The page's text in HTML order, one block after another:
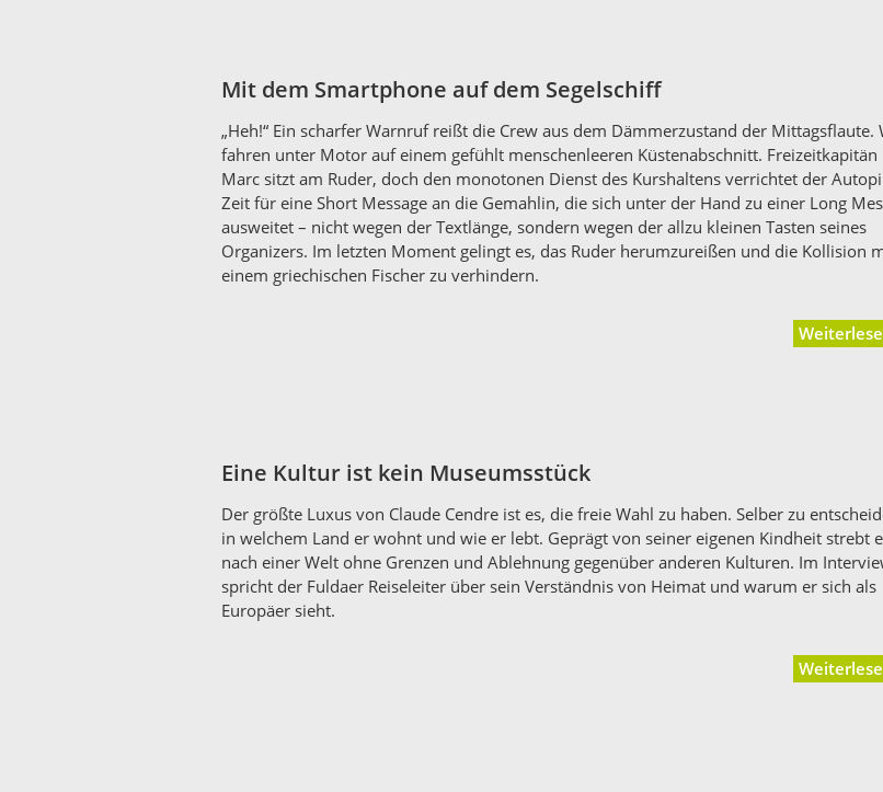
Mit dem Smartphone auf dem Segelschiff
„Heh!“ Ein scharfer Warnruf reißt die Crew aus dem Dämmerzustand der Mittagsflaute.
fahren unter Motor auf einem gefühlt menschenleeren Küstenabschnitt. Freizeitkapitän
Marc sitzt am Ruder, doch den monotonen Dienst des Kurshaltens verrichtet der
Zeit für eine Short Message an die Gemahlin, die sich unter der Hand zu einer Long
ausweitet – nicht wegen der Textlänge, sondern wegen der allzu kleinen Tasten seines
Organizers. Im letzten Moment gelingt es, das Ruder herumzureißen und die Kollision
einem griechischen Fischer zu verhindern.
Eine Kultur ist kein Museumsstück
Der größte Luxus von Claude Cendre ist es, die freie Wahl zu haben. Selber zu
in welchem Land er wohnt und wie er lebt. Geprägt von seiner eigenen Kindheit strebt
nach einer Welt ohne Grenzen und Ablehnung gegenüber anderen Kulturen. Im
spricht der Fuldaer Reiseleiter über sein Verständnis von Heimat und warum er sich als
Europäer sieht.